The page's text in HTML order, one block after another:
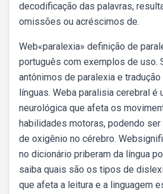
decodificação das palavras,
omissões ou acréscimos de.
Web«paralexia» definição de
português com exemplos de uso.
antônimos de paralexia e
línguas. Weba paralisia cerebral é
neurológica que afeta os
habilidades motoras, podendo
de oxigênio no cérebro.
no dicionário priberam da língua
saiba quais são os tipos de
que afeta a leitura e a linguagem